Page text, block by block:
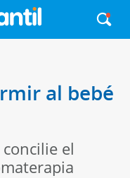
al bebé
el